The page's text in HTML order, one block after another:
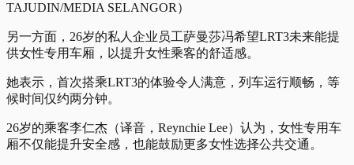
TAJUDIN/MEDIA SELANGOR）
另一方面，26岁的私人企业员工萨曼莎冯希望LRT3未来能提
供女性专用车厢，以提升女性乘客的舒适感。
她表示，首次搭乘LRT3的体验令人满意，列车运行顺畅，等
候时间仅约两分钟。
26岁的乘客李仁杰（译音， Reynchie Lee）认为，女性专用车
厢不仅能提升安全感，也能鼓励更多女性选择公共交通。